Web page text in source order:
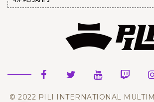
© 2022 PILI INTERNATIONAL